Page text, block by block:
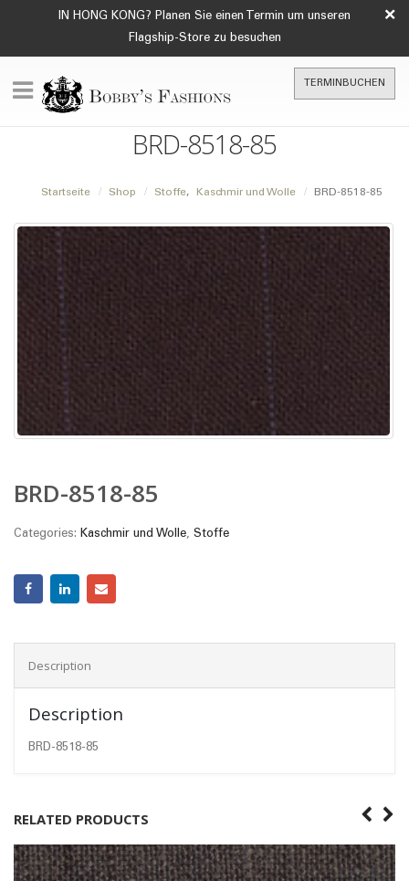
IN HONG KONG? Planen Sie einen Termin um unseren
Flagship-Store zu besuchen
×
TERMINBUCHEN
BRD-8518-85
Startseite Shop Stoffe, Kaschmir und Wolle BRD-8518-85
BRD-8518-85
Categories: Kaschmir und Wolle, Stoffe
Description
Description
BRD-8518-85
RELATED PRODUCTS